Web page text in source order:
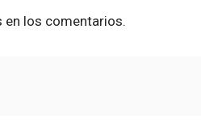
en los comentarios.